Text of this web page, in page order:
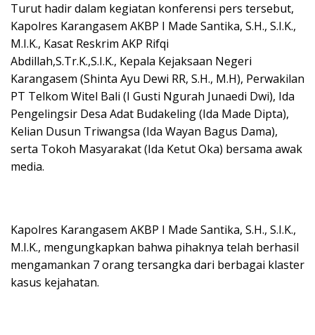
Turut hadir dalam kegiatan konferensi pers tersebut,
Kapolres Karangasem AKBP I Made Santika, S.H., S.I.K.,
M.I.K., Kasat Reskrim AKP Rifqi
Abdillah,S.Tr.K.,S.I.K., Kepala Kejaksaan Negeri
Karangasem (Shinta Ayu Dewi RR, S.H., M.H), Perwakilan
PT Telkom Witel Bali (I Gusti Ngurah Junaedi Dwi), Ida
Pengelingsir Desa Adat Budakeling (Ida Made Dipta),
Kelian Dusun Triwangsa (Ida Wayan Bagus Dama),
serta Tokoh Masyarakat (Ida Ketut Oka) bersama awak
media.
Kapolres Karangasem AKBP I Made Santika, S.H., S.I.K.,
M.I.K., mengungkapkan bahwa pihaknya telah berhasil
mengamankan 7 orang tersangka dari berbagai klaster
kasus kejahatan.